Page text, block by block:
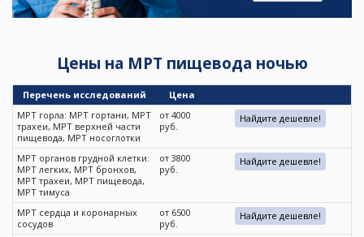
Цены на МРТ пищевода ночью
Перечень исследований
Цена
МРТ горла: МРТ гортани, МРТ
трахеи, МРТ верхней части
пищевода, МРТ носоглотки
от 4000
руб.
Найдите дешевле!
МРТ органов грудной клетки:
МРТ легких, МРТ бронхов,
МРТ трахеи, МРТ пищевода,
МРТ тимуса
от 3800
руб.
Найдите дешевле!
МРТ сердца и коронарных
сосудов
от 6500
руб.
Найдите дешевле!